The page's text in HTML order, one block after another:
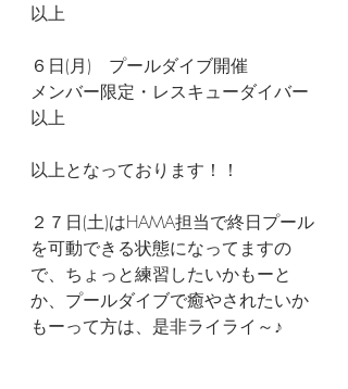
以上
６日(月)　プールダイブ開催
メンバー限定・レスキューダイバー
以上
以上となっております！！
２７日(土)はHAMA担当で終日プール
を可動できる状態になってますの
で、ちょっと練習したいかもーと
か、プールダイブで癒やされたいか
もーって方は、是非ライライ～♪